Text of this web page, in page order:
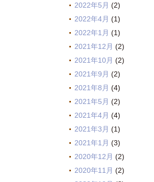
2022年5月 (2)
2022年4月 (1)
2022年1月 (1)
2021年12月 (2)
2021年10月 (2)
2021年9月 (2)
2021年8月 (4)
2021年5月 (2)
2021年4月 (4)
2021年3月 (1)
2021年1月 (3)
2020年12月 (2)
2020年11月 (2)